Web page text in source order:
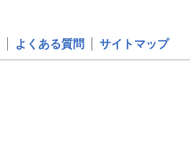
よくある質問 サイトマップ